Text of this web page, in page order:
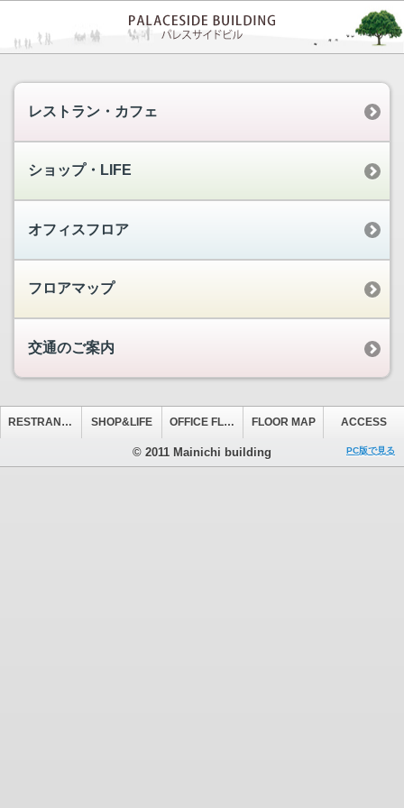
レストラン・カフェ
ショップ・LIFE
オフィスフロア
フロアマップ
交通のご案内
RESTRANT&CAFE SHOP&LIFE OFFICE FLOOR FLOOR MAP ACCESS
© 2011 Mainichi building PC版で見る